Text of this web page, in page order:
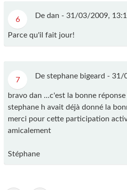
6 De dan - 31/03/2009,
Parce qu'il fait jour!
7 De stephane bigeard - 31/
bravo dan ...c'est la bonne
stephane h avait déjà donné la
merci pour cette participation
amicalement
Stéphane